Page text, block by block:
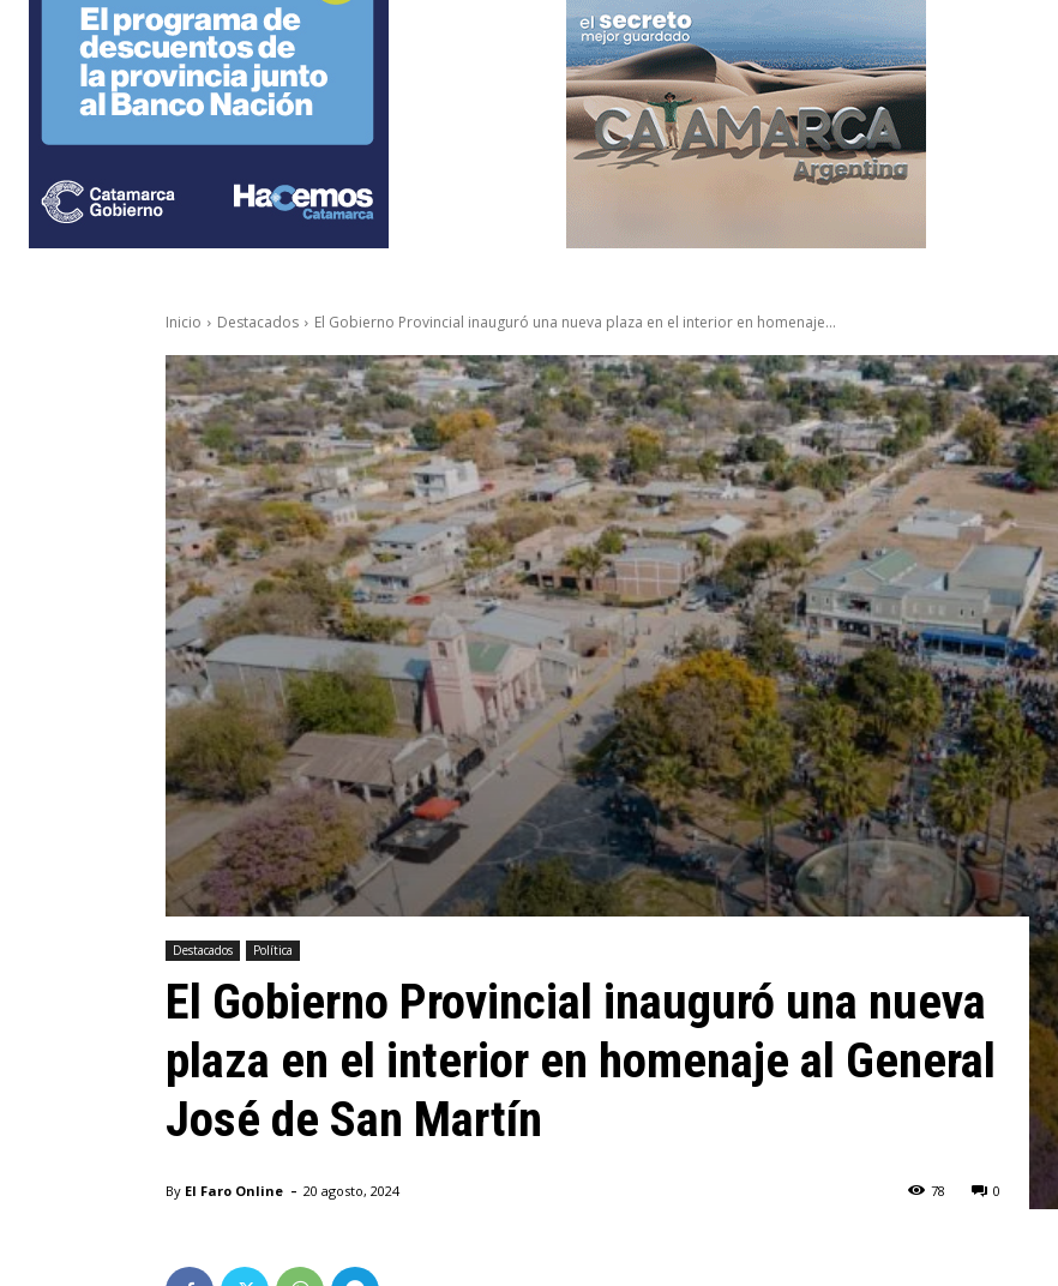
Inicio Destacados El Gobierno Provincial inauguró una nueva plaza en el interior en homenaje...
Destacados Política
El Gobierno Provincial inauguró una nueva
plaza en el interior en homenaje al General
José de San Martín
By El Faro Online - 20 agosto, 2024 0
78